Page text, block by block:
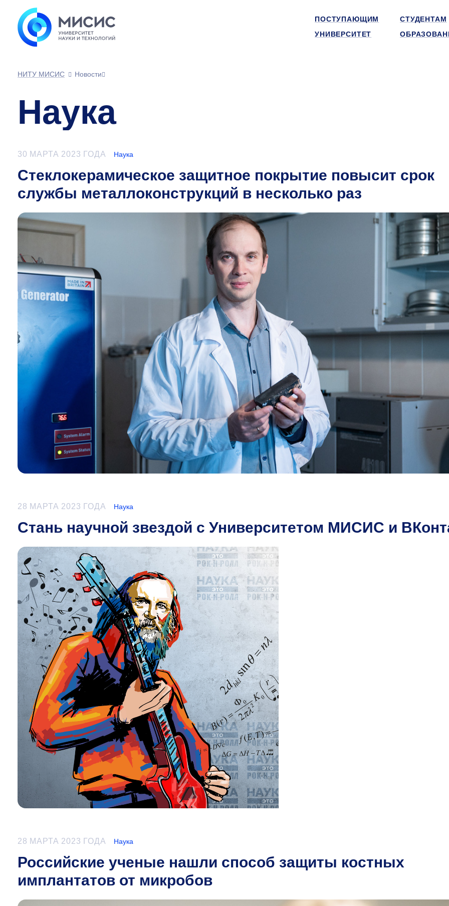
ПОСТУПАЮЩИМ
СТУДЕНТАМ
УНИВЕРСИТЕТ
НИТУ МИСИС Новости
Наука
30 МАРТА 2023 ГОДА Наука
Стеклокерамическое защитное покрытие повысит срок
службы металлоконструкций в несколько раз
28 МАРТА 2023 ГОДА Наука
Стань научной звездой с Университетом МИСИС и
28 МАРТА 2023 ГОДА Наука
Российские ученые нашли способ защиты костных
имплантатов от микробов